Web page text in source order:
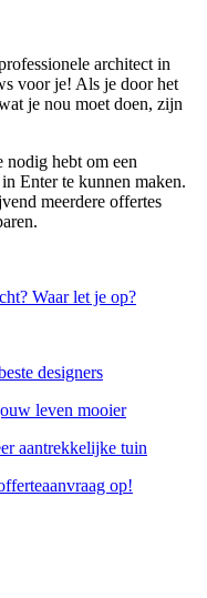
architect in
voor je! Als je door het
je nou moet doen, zijn
nodig hebt om een
Enter te kunnen maken.
meerdere offertes
Waar let je op?
designers
leven mooier
aantrekkelijke tuin
op!